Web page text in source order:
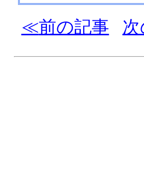
前の記事